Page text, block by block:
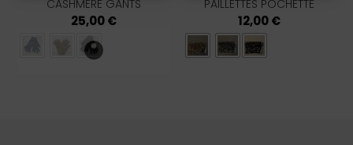
CASHMERE GANTS
25,00€
PAILLETTES POCHETTE
12,00€